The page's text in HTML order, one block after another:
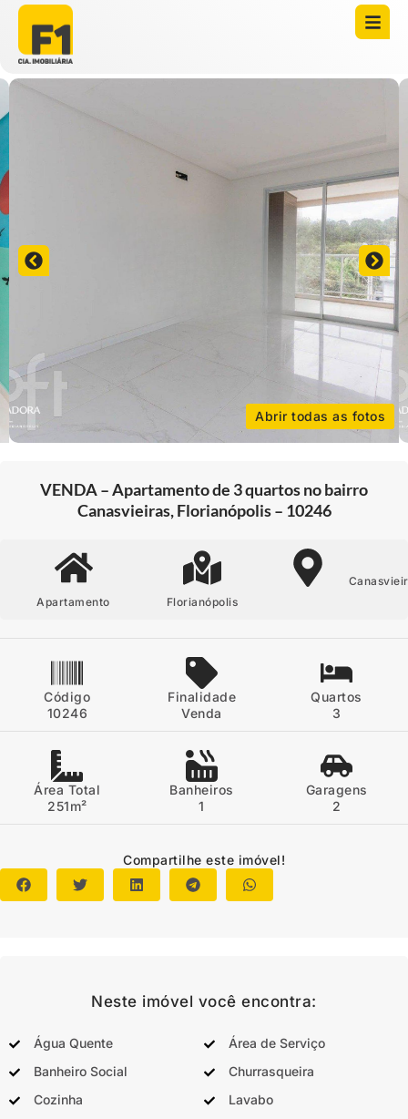
Abrir todas as fotos
VENDA – Apartamento de 3 quartos no bairro
Canasvieiras, Florianópolis – 10246
Apartamento Florianópolis
Código
10246
Finalidade
Venda
Quartos
3
Área Total
251m²
Banheiros
1
Garagens
2
Compartilhe este imóvel!
Neste imóvel você encontra:
Água Quente
Área de Serviço
Banheiro Social
Churrasqueira
Cozinha
Lavabo